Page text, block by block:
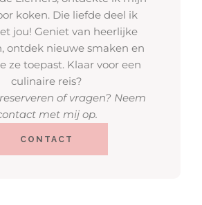
koken. Die liefde deel ik
jou! Geniet van heerlijke
ontdek nieuwe smaken en
ze toepast. Klaar voor een
culinaire reis?
of vragen? Neem
met mij op.
CONTACT